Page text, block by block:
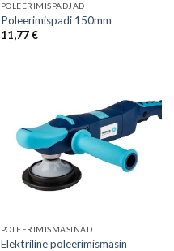
POLEERIMISPADJAD
Poleerimispadi 150mm
11,77€
POLEERIMISMASINAD
Elektriline poleerimismasin